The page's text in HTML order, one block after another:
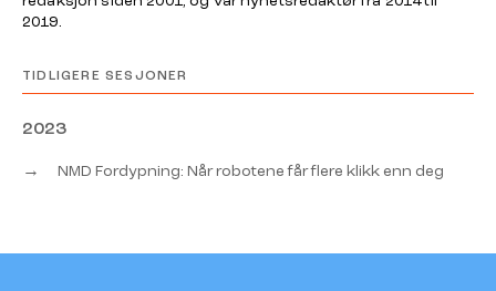
2019.
TIDLIGERE SESJONER
2023
→ NMD Fordypning: Når robotene får flere klikk enn deg